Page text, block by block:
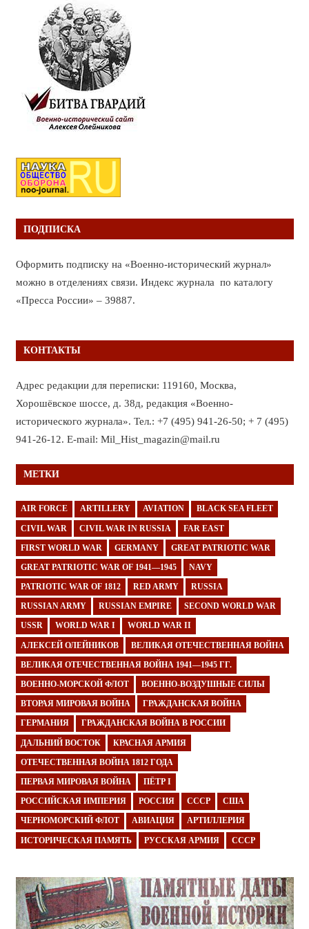
ПОДПИСКА
Оформить подписку на «Военно-исторический журнал»
можно в отделениях связи. Индекс журнала по каталогу
«Пресса России» – 39887.
КОНТАКТЫ
Адрес редакции для переписки: 119160, Москва,
Хорошёвское шоссе, д. 38д, редакция «Военно-
исторического журнала». Тел.: +7 (495) 941-26-50; + 7 (495)
941-26-12. E-mail: Mil_Hist_magazin@mail.ru
МЕТКИ
AIR FORCE ARTILLERY AVIATION BLACK SEA FLEET
CIVIL WAR CIVIL WAR IN RUSSIA FAR EAST
FIRST WORLD WAR GERMANY GREAT PATRIOTIC WAR
GREAT PATRIOTIC WAR OF 1941—1945 NAVY
PATRIOTIC WAR OF 1812 RED ARMY RUSSIA
RUSSIAN ARMY RUSSIAN EMPIRE SECOND WORLD WAR
USSR WORLD WAR I WORLD WAR II
АЛЕКСЕЙ ОЛЕЙНИКОВ ВЕЛИКАЯ ОТЕЧЕСТВЕННАЯ ВОЙНА
ВЕЛИКАЯ ОТЕЧЕСТВЕННАЯ ВОЙНА 1941—1945 ГГ.
ВОЕННО-МОРСКОЙ ФЛОТ ВОЕННО-ВОЗДУШНЫЕ СИЛЫ
ВТОРАЯ МИРОВАЯ ВОЙНА ГРАЖДАНСКАЯ ВОЙНА
ГЕРМАНИЯ ГРАЖДАНСКАЯ ВОЙНА В РОССИИ
ДАЛЬНИЙ ВОСТОК КРАСНАЯ АРМИЯ
ОТЕЧЕСТВЕННАЯ ВОЙНА 1812 ГОДА
ПЕРВАЯ МИРОВАЯ ВОЙНА ПЁТР I
РОССИЙСКАЯ ИМПЕРИЯ РОССИЯ СССР США
ЧЕРНОМОРСКИЙ ФЛОТ АВИАЦИЯ АРТИЛЛЕРИЯ
ИСТОРИЧЕСКАЯ ПАМЯТЬ РУССКАЯ АРМИЯ СССР